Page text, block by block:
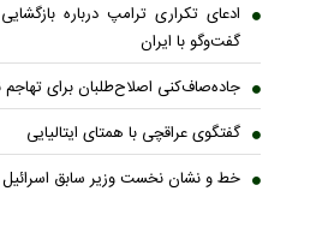
ادعای تکراری ترامپ درباره
گفت‌وگو با ایران
جاده‌صاف‌کنی اصلاح‌طلبان برای تهاجم
گفتگوی عراقچی با همتای ایتالیایی
خط و نشان نخست وزیر سابق اسرائیل